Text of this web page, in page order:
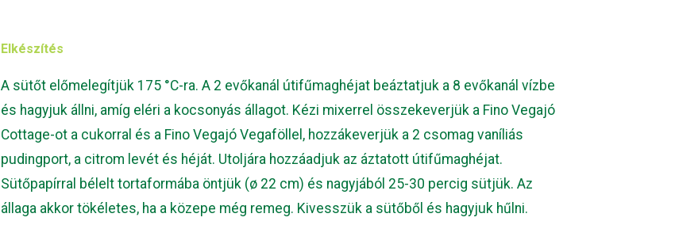
Elkészítés
A sütőt előmelegítjük 175 °C-ra. A 2 evőkanál útifűmaghéjat beáztatjuk a 8 evőkanál vízbe
és hagyjuk állni, amíg eléri a kocsonyás állagot. Kézi mixerrel összekeverjük a Fino Vegajó
Cottage-ot a cukorral és a Fino Vegajó Vegaföllel, hozzákeverjük a 2 csomag vaníliás
pudingport, a citrom levét és héját. Utoljára hozzáadjuk az áztatott útifűmaghéjat.
Sütőpapírral bélelt tortaformába öntjük (ø 22 cm) és nagyjából 25-30 percig sütjük. Az
állaga akkor tökéletes, ha a közepe még remeg. Kivesszük a sütőből és hagyjuk hűlni.